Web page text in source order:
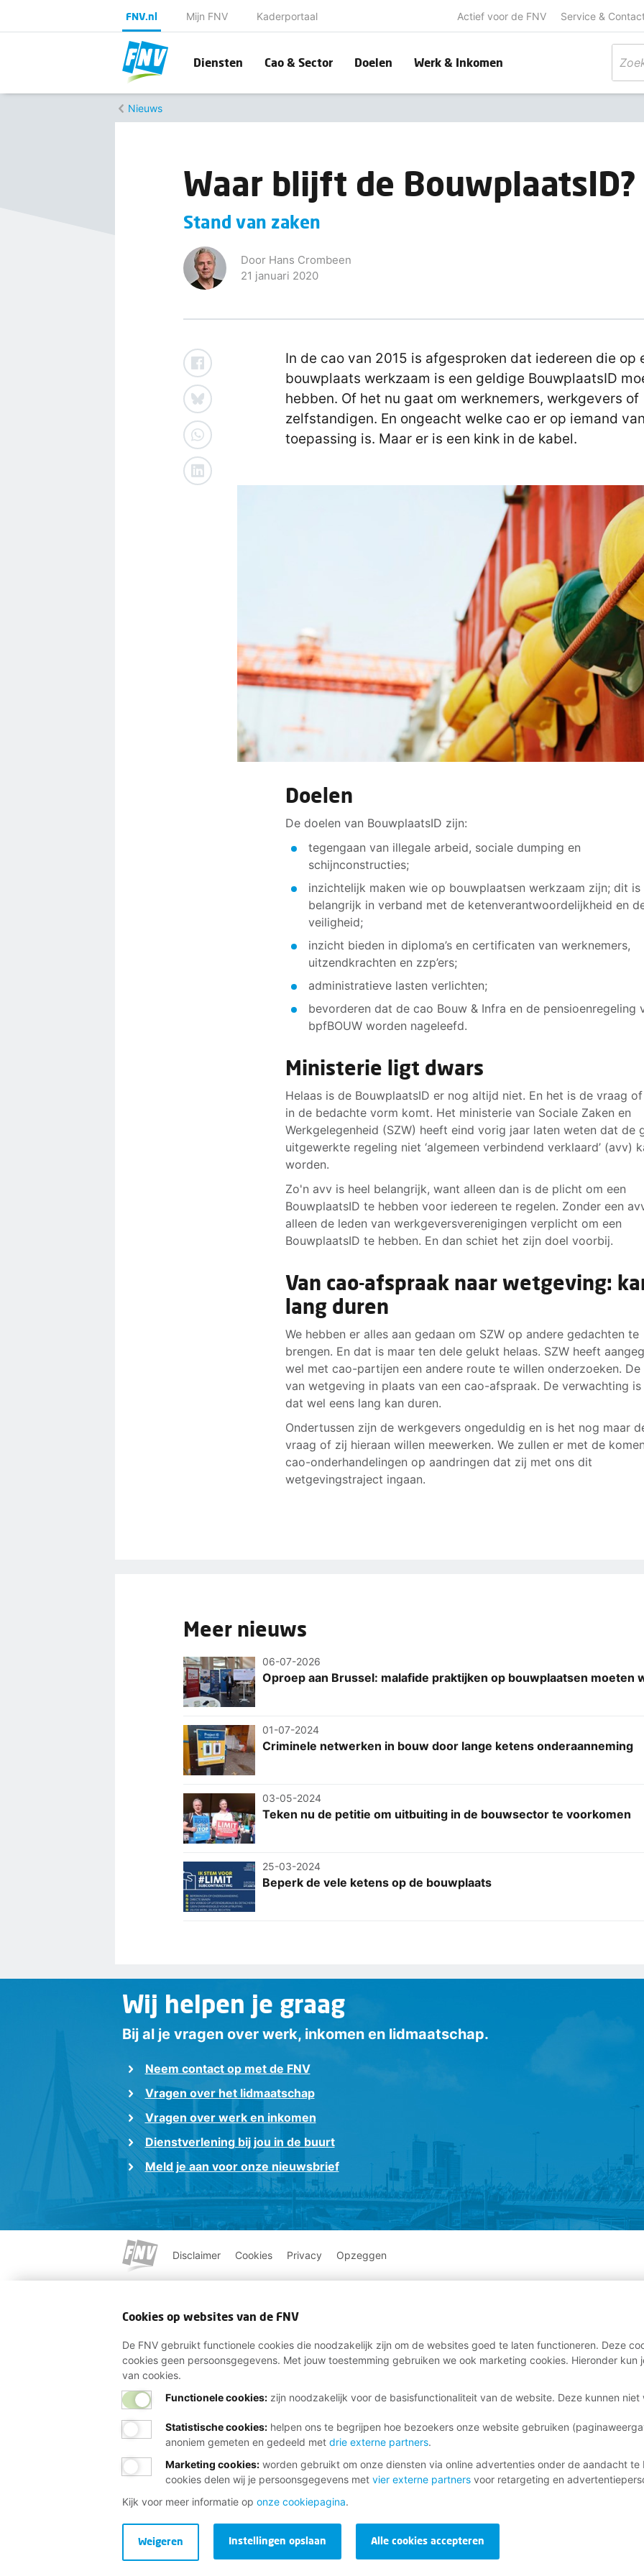
FNV.nl Mijn FNV Kaderportaal Actief voor de FNV Service &
Diensten Cao & Sector Doelen Werk & Inkomen
Nieuws
Waar blijft de BouwplaatsID?
Stand van zaken
Door Hans Crombeen
21 januari 2020
In de cao van 2015 is afgesproken dat iedereen die op
bouwplaats werkzaam is een geldige BouwplaatsID
hebben. Of het nu gaat om werknemers, werkgevers of
zelfstandigen. En ongeacht welke cao er op iemand
toepassing is. Maar er is een kink in de kabel.
Doelen
De doelen van BouwplaatsID zijn:
tegengaan van illegale arbeid, sociale dumping en
schijnconstructies;
inzichtelijk maken wie op bouwplaatsen werkzaam zijn; dit is
belangrijk in verband met de ketenverantwoordelijkheid en
veiligheid;
inzicht bieden in diploma’s en certificaten van werknemers,
uitzendkrachten en zzp’ers;
administratieve lasten verlichten;
bevorderen dat de cao Bouw & Infra en de pensioenregeling
bpfBOUW worden nageleefd.
Ministerie ligt dwars
Helaas is de BouwplaatsID er nog altijd niet. En het is de vraag
in de bedachte vorm komt. Het ministerie van Sociale Zaken en
Werkgelegenheid (SZW) heeft eind vorig jaar laten weten dat de
uitgewerkte regeling niet ‘algemeen verbindend verklaard’ (avv)
worden.
Zo'n avv is heel belangrijk, want alleen dan is de plicht om een
BouwplaatsID te hebben voor iedereen te regelen. Zonder een
alleen de leden van werkgeversverenigingen verplicht om een
BouwplaatsID te hebben. En dan schiet het zijn doel voorbij.
Van cao-afspraak naar wetgeving:
lang duren
We hebben er alles aan gedaan om SZW op andere gedachten te
brengen. En dat is maar ten dele gelukt helaas. SZW heeft
wel met cao-partijen een andere route te willen onderzoeken.
van wetgeving in plaats van een cao-afspraak. De verwachting
dat wel eens lang kan duren.
Ondertussen zijn de werkgevers ongeduldig en is het nog maar
vraag of zij hieraan willen meewerken. We zullen er met de
cao-onderhandelingen op aandringen dat zij met ons dit
wetgevingstraject ingaan.
Meer nieuws
06-07-2026
Oproep aan Brussel: malafide praktijken op bouwplaatsen moeten
01-07-2024
Criminele netwerken in bouw door lange ketens onderaanneming
03-05-2024
Teken nu de petitie om uitbuiting in de bouwsector te voorkomen
25-03-2024
Beperk de vele ketens op de bouwplaats
Wij helpen je graag
Bij al je vragen over werk, inkomen en lidmaatschap.
Neem contact op met de FNV
Vragen over het lidmaatschap
Vragen over werk en inkomen
Dienstverlening bij jou in de buurt
Meld je aan voor onze nieuwsbrief
Disclaimer Cookies Privacy Opzeggen
Cookies op websites van de FNV
De FNV gebruikt functionele cookies die noodzakelijk zijn om de websites goed te laten functioneren. Deze
cookies geen persoonsgegevens. Met jouw toestemming gebruiken we ook marketing cookies. Hieronder
van cookies.
Functionele cookies:zijn noodzakelijk voor de basisfunctionaliteit van de website. Deze kunnen niet
Statistische cookies: helpen ons te begrijpen hoe bezoekers onze website gebruiken
anoniem gemeten en gedeeld met drie externe partners.
Marketing cookies: worden gebruikt om onze diensten via online advertenties onder de aandacht
cookies delen wij je persoonsgegevens met vier externe partnersvoor retargeting en
Kijk voor meer informatie op onze cookiepagina.
Alle cookies accepteren
Instellingen opslaan
Weigeren